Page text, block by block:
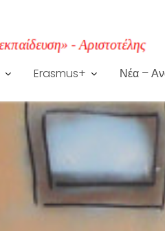
Erasmus+ Νέα –